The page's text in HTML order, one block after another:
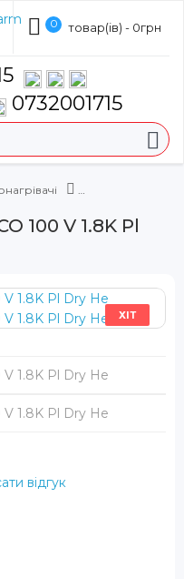
0 товар(ів) - 0грн
0732001715
100 V 1.8K Pl
ХІТ
відгук